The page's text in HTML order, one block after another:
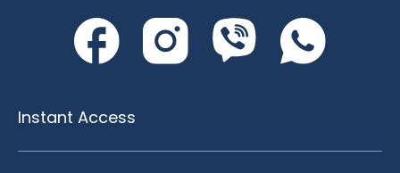
Instant Access